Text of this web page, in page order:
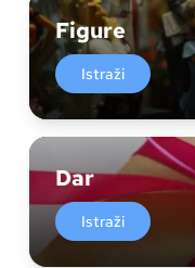
Figure
Istraži
Dar
Istraži